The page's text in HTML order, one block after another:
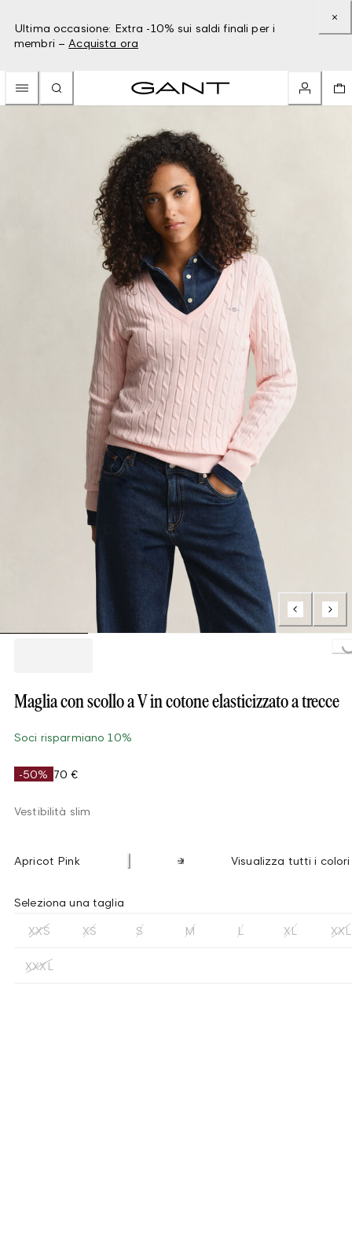
Ultima occasione: Extra -10% sui saldi finali per i
membri – Acquista ora
Loading...
Maglia con scollo a V in cotone elasticizzato a trecce
Soci risparmiano 10%
-50% 70 €
Vestibilità slim
Apricot Pink Visualizza tutti i colori
Seleziona una taglia
XXS XS S M L XL XXL
XXXL